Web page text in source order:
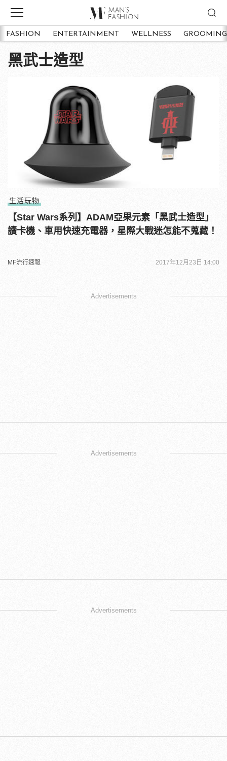
FASHION ENTERTAINMENT WELLNESS GROOMING
黑武士造型
生活玩物
【Star Wars系列】ADAM亞果元素「黑武士造型」
讀卡機、車用快速充電器，星際大戰迷怎能不蒐藏！
MF流行速報 2017年12月23日 14:00
Advertisements
Advertisements
Advertisements